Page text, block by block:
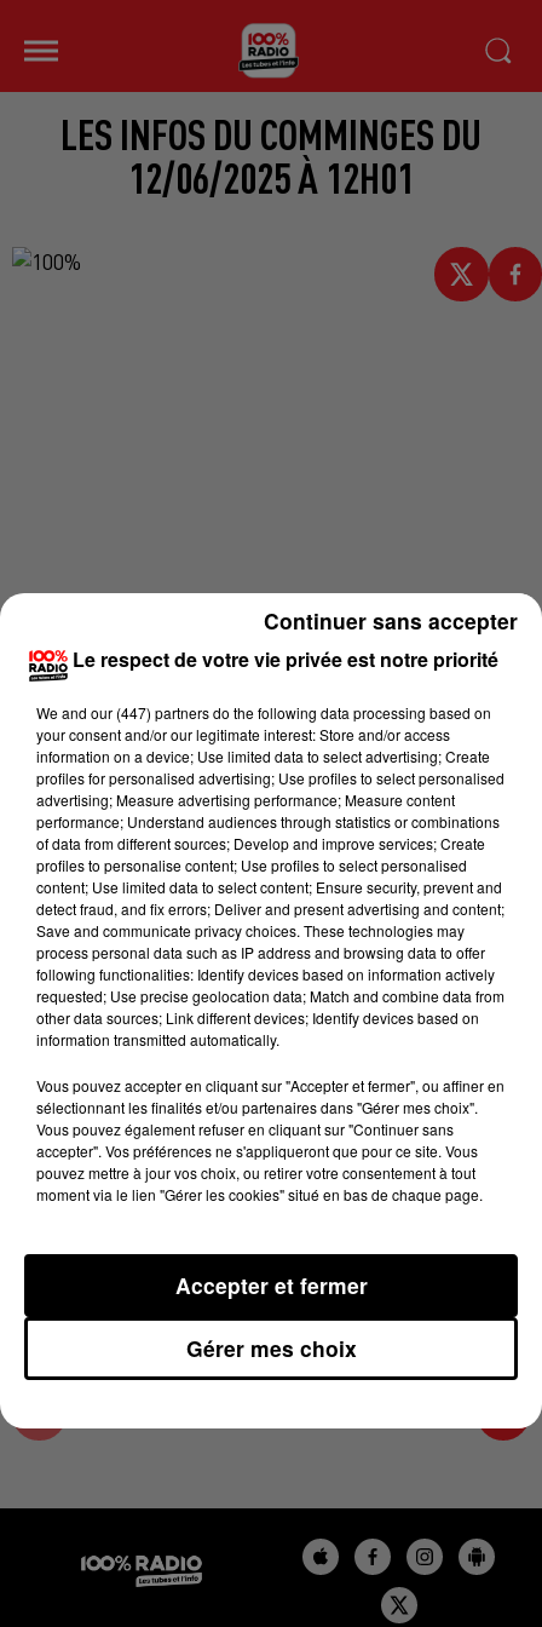
LES INFOS DU COMMINGES DU
12/06/2025 À 12H01
Lecture (3 min 14 sec)
100%
100% Radio les infos du Comminges
12 juin 2025 - 3 min 14 sec
LES INFOS DU COMMINGES DU 12/06/2025 À
12H01
Podcast infos du Comminges
Le respect de votre vie privée est notre priorité
We and our (447) partnersdo the following data processing based on
your consent and/or our legitimate interest: Store and/or access
information on a device; Use limited data to select advertising; Create
profiles for personalised advertising; Use profiles to select personalised
advertising; Measure advertising performance; Measure content
performance; Understand audiences through statistics or combinations
of data from different sources; Develop and improve services; Create
profiles to personalise content; Use profiles to select personalised
content; Use limited data to select content; Ensure security, prevent and
detect fraud, and fix errors; Deliver and present advertising and content;
Save and communicate privacy choices. These technologies may
process personal data such as IP address and browsing data to offer
following functionalities: Identify devices based on information actively
requested; Use precise geolocation data; Match and combine data from
other data sources; Link different devices; Identify devices based on
information transmitted automatically.
Vous pouvez accepter en cliquant sur "Accepter et fermer", ou affiner en
sélectionnant les finalités et/ou partenaires dans "Gérer mes choix".
Vous pouvez également refuser en cliquant sur "Continuer sans
accepter". Vos préférences ne s'appliqueront que pour ce site. Vous
pouvez mettre à jour vos choix, ou retirer votre consentement à tout
moment via le lien "Gérer les cookies" situé en bas de chaque page.
Gérer mes choix
Accepter et fermer
Continuer sans accepter